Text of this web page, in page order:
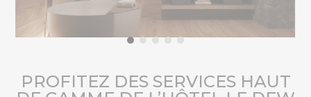
PROFITEZ DES SERVICES HAUT